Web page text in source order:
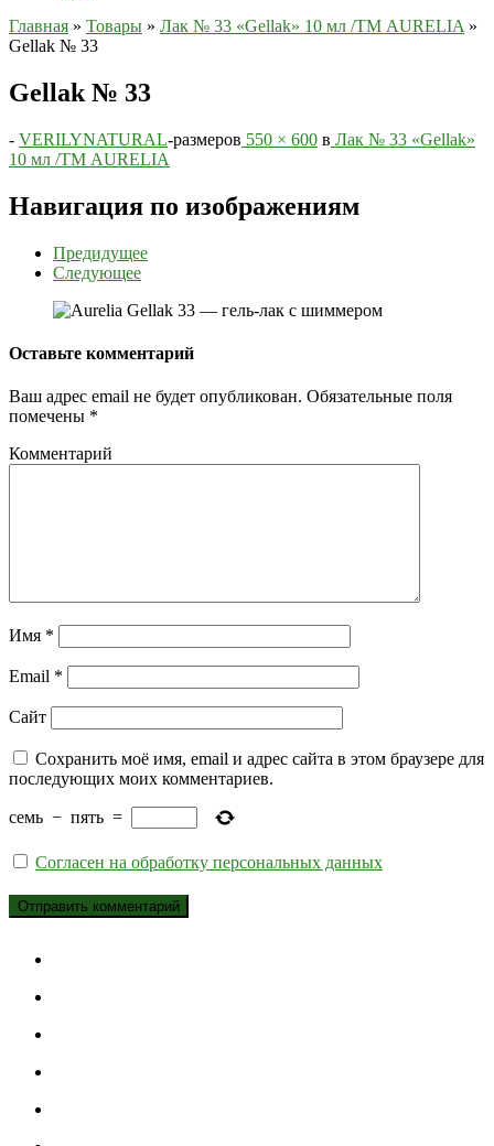
Главная » Товары » Лак № 33 «Gellak» 10 мл /ТМ AURELIA »
Gеllak № 33
Gеllak № 33
- VERILYNATURAL-размеров 550 × 600 в Лак № 33 «Gellak»
10 мл /ТМ AURELIA
Навигация по изображениям
Предидущее
Следующее
Оставьте комментарий
Ваш адрес email не будет опубликован. Обязательные поля
помечены *
Комментарий
Имя *
Email *
Сайт
Сохранить моё имя, email и адрес сайта в этом браузере для
последующих моих комментариев.
семь − пять =
Согласен на обработку персональных данных